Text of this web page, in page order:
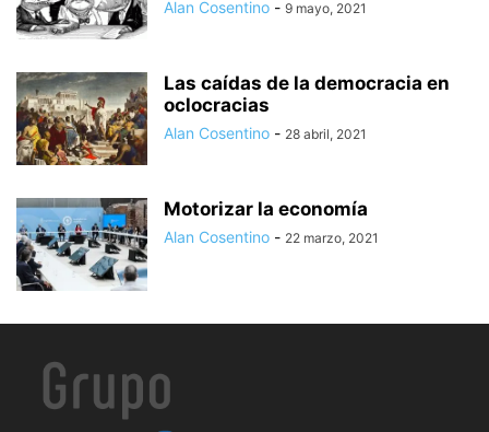
Alan Cosentino - 9 mayo, 2021
Las caídas de la democracia en
oclocracias
Alan Cosentino - 28 abril, 2021
Motorizar la economía
Alan Cosentino - 22 marzo, 2021